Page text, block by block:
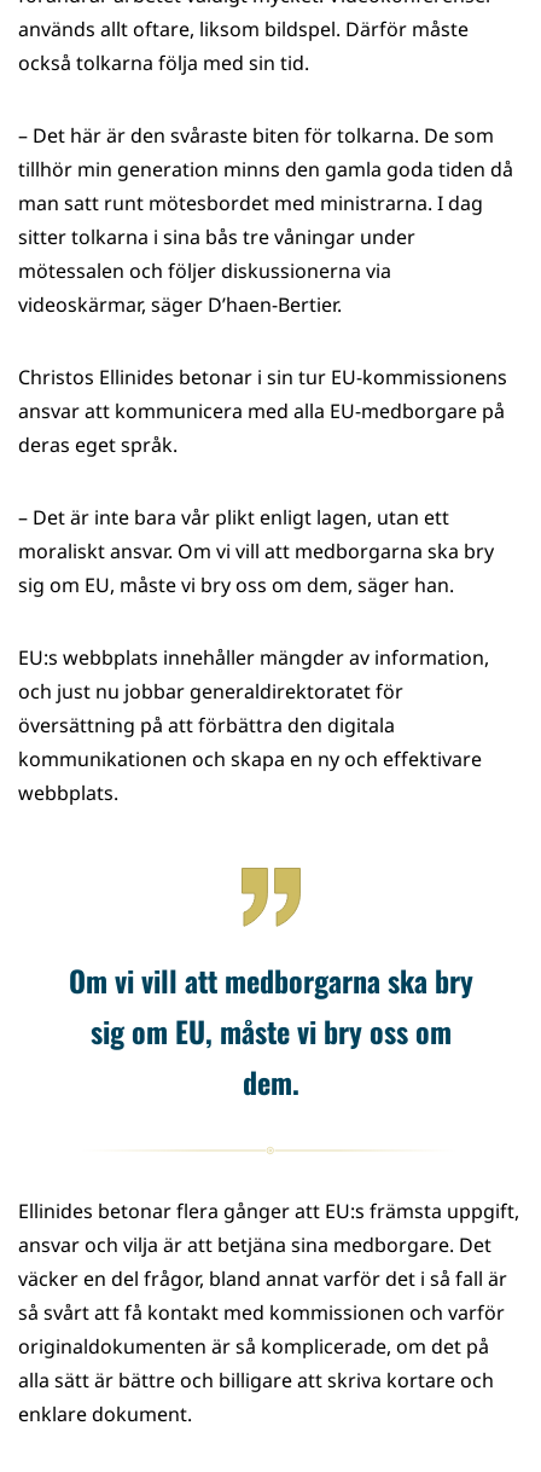
används allt oftare, liksom bildspel. Därför måste
också tolkarna följa med sin tid.
– Det här är den svåraste biten för tolkarna. De som
tillhör min generation minns den gamla goda tiden då
man satt runt mötesbordet med ministrarna. I dag
sitter tolkarna i sina bås tre våningar under
mötessalen och följer diskussionerna via
videoskärmar, säger D’haen-Bertier.
Christos Ellinides betonar i sin tur EU-kommissionens
ansvar att kommunicera med alla EU-medborgare på
deras eget språk.
– Det är inte bara vår plikt enligt lagen, utan ett
moraliskt ansvar. Om vi vill att medborgarna ska bry
sig om EU, måste vi bry oss om dem, säger han.
EU:s webbplats innehåller mängder av information,
och just nu jobbar generaldirektoratet för
översättning på att förbättra den digitala
kommunikationen och skapa en ny och effektivare
webbplats.
Om vi vill att medborgarna ska bry
sig om EU, måste vi bry oss om
dem.
Ellinides betonar flera gånger att EU:s främsta uppgift,
ansvar och vilja är att betjäna sina medborgare. Det
väcker en del frågor, bland annat varför det i så fall är
så svårt att få kontakt med kommissionen och varför
originaldokumenten är så komplicerade, om det på
alla sätt är bättre och billigare att skriva kortare och
enklare dokument.